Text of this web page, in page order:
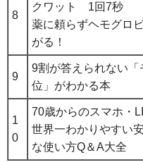
8
クワット 1回7秒
薬に頼らずヘモグロ
がる！
9
9割が答えられない「
位」がわかる本
1
0
70歳からのスマホ・
世界一わかりやすい
な使い方Q＆A大全